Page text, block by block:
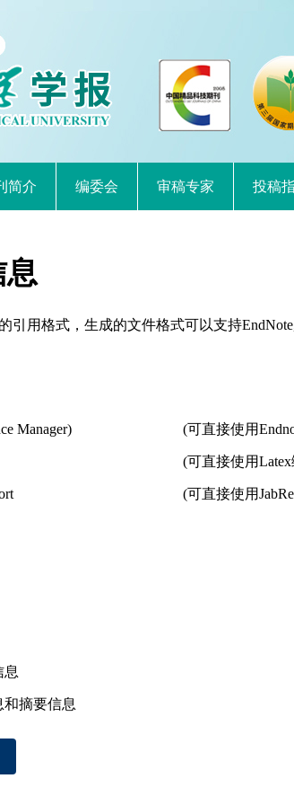
简介 编委会 审稿专家 投稿
用格式，生成的文件格式可以支持EndNote,
Manager) (可直接使用
(可直接使用
(可直接使用
息
摘要信息